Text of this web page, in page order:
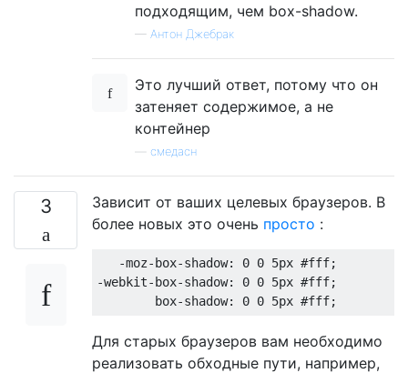
подходящим, чем box-shadow.
— Антон Джебрак
Это лучший ответ, потому что он
затеняет содержимое, а не
контейнер
смедасн
3
Зависит от ваших целевых браузеров. В
более новых это очень просто :
   -moz-
box-shadow: 0 0 5px #fff;
-webkit-box-shadow: 0 0 5px #fff;
box-shadow: 0 0 5px #fff
Для старых браузеров вам необходимо
реализовать обходные пути, например,